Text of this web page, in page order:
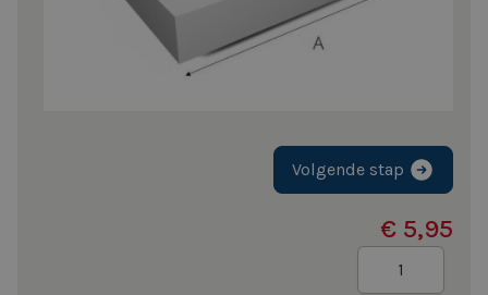
Volgende stap
€ 5,95